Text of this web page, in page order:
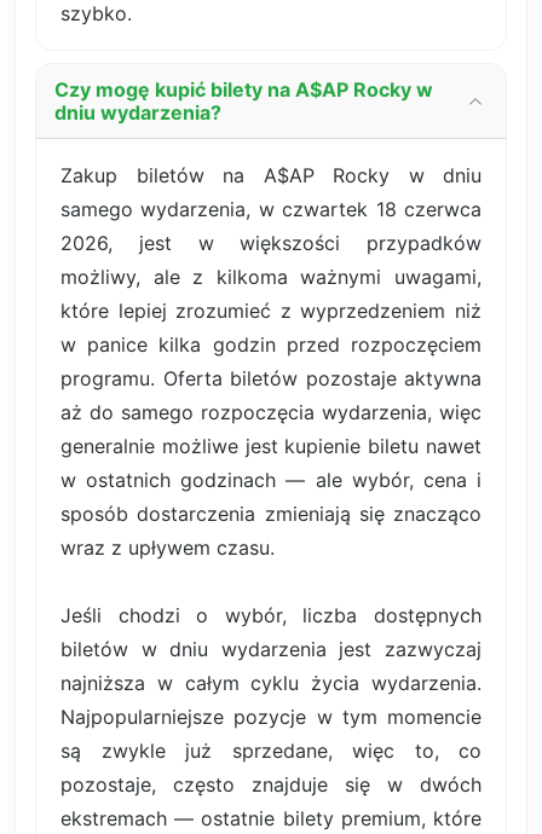
szybko.
Czy mogę kupić bilety na A$AP Rocky w
dniu wydarzenia?
Zakup biletów na A$AP Rocky w dniu
samego wydarzenia, w czwartek 18 czerwca
2026, jest w większości przypadków
możliwy, ale z kilkoma ważnymi uwagami,
które lepiej zrozumieć z wyprzedzeniem niż
w panice kilka godzin przed rozpoczęciem
programu. Oferta biletów pozostaje aktywna
aż do samego rozpoczęcia wydarzenia, więc
generalnie możliwe jest kupienie biletu nawet
w ostatnich godzinach — ale wybór, cena i
sposób dostarczenia zmieniają się znacząco
wraz z upływem czasu.
Jeśli chodzi o wybór, liczba dostępnych
biletów w dniu wydarzenia jest zazwyczaj
najniższa w całym cyklu życia wydarzenia.
Najpopularniejsze pozycje w tym momencie
są zwykle już sprzedane, więc to, co
pozostaje, często znajduje się w dwóch
ekstremach — ostatnie bilety premium, które